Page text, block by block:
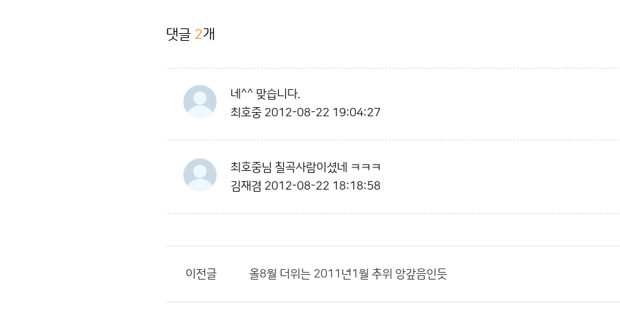
댓글 2개
네^^ 맞습니다.
최호중 2012-08-22 19:04:27
최호중님 칠곡사람이셨네 ㅋㅋㅋ
김재겸 2012-08-22 18:18:58
이전글 올8월 더위는 2011년1월 추위 앙갚음인듯